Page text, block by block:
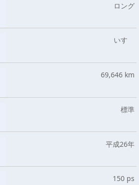
ロング
いすゞ
69,646 km
標準
平成26年
150 ps